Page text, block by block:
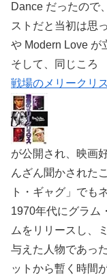
Dance だったので
ストだと当初は思
や Modern Love が
そして、同じころ
戦場のメリークリ
が公開され、映画
んざん聞かされた
ト・ギャグ」でも
1970年代にグラム
ムをリリースし、
与えた人物であっ
ットから暫く時間